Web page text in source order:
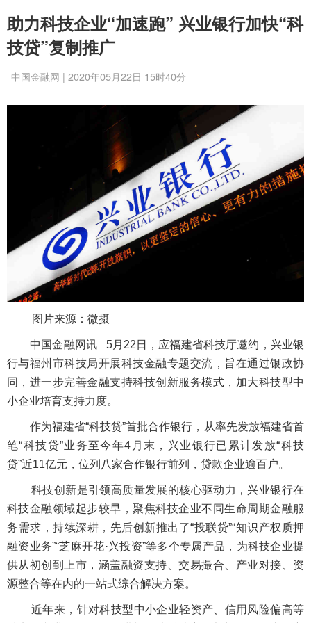
助力科技企业“加速跑” 兴业银行加快“科
技贷”复制推广
中国金融网 | 2020年05月22日 15时40分
图片来源：微摄
中国金融网讯 5月22日，应福建省科技厅邀约，兴业银
行与福州市科技局开展科技金融专题交流，旨在通过银政协
同，进一步完善金融支持科技创新服务模式，加大科技型中
小企业培育支持力度。
作为福建省“科技贷”首批合作银行，从率先发放福建省首
笔“科技贷”业务至今年4月末，兴业银行已累计发放“科技
贷”近11亿元，位列八家合作银行前列，贷款企业逾百户。
科技创新是引领高质量发展的核心驱动力，兴业银行在
科技金融领域起步较早，聚焦科技企业不同生命周期金融服
务需求，持续深耕，先后创新推出了“投联贷”“知识产权质押
融资业务”“芝麻开花·兴投资”等多个专属产品，为科技企业提
供从初创到上市，涵盖融资支持、交易撮合、产业对接、资
源整合等在内的一站式综合解决方案。
近年来，针对科技型中小企业轻资产、信用风险偏高等